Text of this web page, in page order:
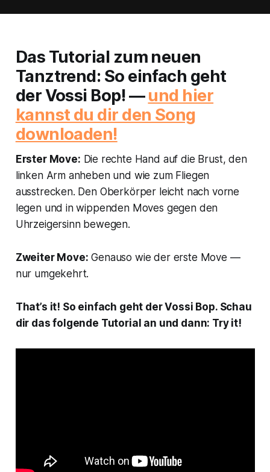
Das Tutorial zum neuen
Tanztrend: So einfach geht
der Vossi Bop! —und hier
kannst du dir den Song
downloaden!
Erster Move: Die rechte Hand auf die Brust, den
linken Arm anheben und wie zum Fliegen
ausstrecken. Den Oberkörper leicht nach vorne
legen und in wippenden Moves gegen den
Uhrzeigersinn bewegen.
Zweiter Move: Genauso wie der erste Move —
nur umgekehrt.
That’s it! So einfach geht der Vossi Bop. Schau
dir das folgende Tutorial an und dann: Try it!